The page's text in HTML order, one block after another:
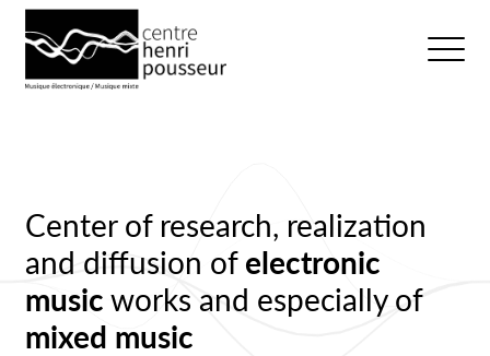
Ouvrir/
Center of research, realization
and diffusion of electronic
music works and especially of
mixed music